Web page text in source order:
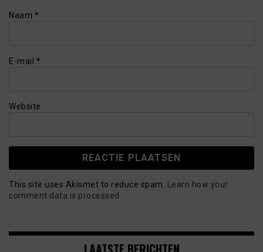
Naam *
E-mail *
Website
This site uses Akismet to reduce spam.
Learn how your
comment data is processed.